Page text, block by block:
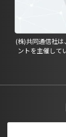
(株)共同通信社
ントを主催して